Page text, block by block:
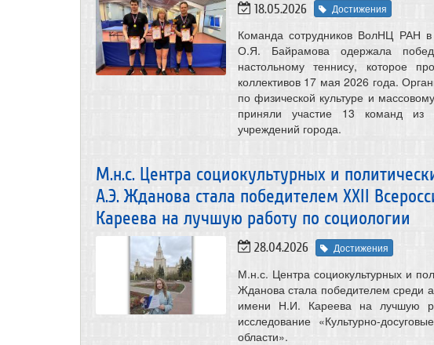
18.05.2026 Достижения
Команда сотрудников ВолНЦ РАН
О.Я. Байрамова одержала
настольному теннису, которое
коллективов 17 мая 2026 года.
по физической культуре и
приняли участие 13 команд из
учреждений города.
М.н.с. Центра социокультурных и
А.Э. Жданова стала победителем XXII
Кареева на лучшую работу по социологии
28.04.2026 Достижения
М.н.с. Центра социокультурных и
Жданова стала победителем среди
имени Н.И. Кареева на лучшую
исследование «Культурно-
области».